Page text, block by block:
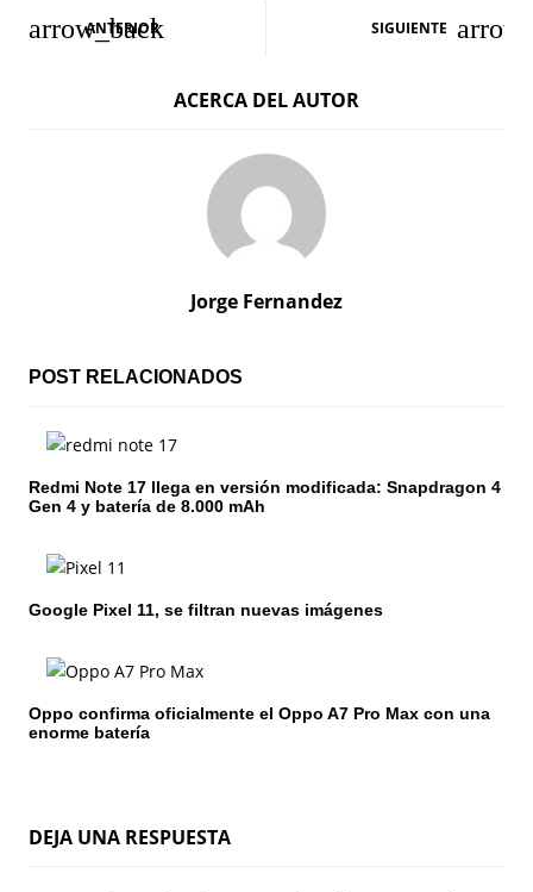
N
ó
n
d
e
e
n
r
a
a
ANTERIOR SIGUIENTE
ACERCA DEL AUTOR
Jorge Fernandez
POST RELACIONADOS
Redmi Note 17 llega en versión modificada: Snapdragon 4
Gen 4 y batería de 8.000 mAh
Google Pixel 11, se filtran nuevas imágenes
Oppo confirma oficialmente el Oppo A7 Pro Max con una
enorme batería
DEJA UNA RESPUESTA